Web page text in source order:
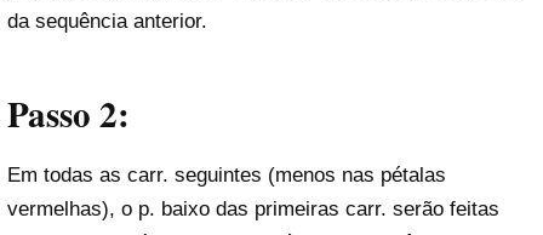
da sequência anterior.
Passo 2:
Em todas as carr. seguintes (menos nas pétalas
vermelhas), o p. baixo das primeiras carr. serão feitas